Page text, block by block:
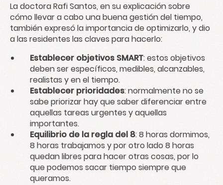
La doctora Rafi Santos, en su explicación sobre
cómo llevar a cabo una buena gestión del tiempo,
también expresó la importancia de optimizarlo, y dio
a las residentes las claves para hacerlo:
Establecer objetivos SMART: estos objetivos
deben ser específicos, medibles, alcanzables,
realistas y en el tiempo.
Establecer prioridades: normalmente no se
sabe priorizar hay que saber diferenciar entre
aquellas tareas urgentes y aquellas
importantes.
Equilibrio de la regla del 8: 8 horas dormimos,
8 horas trabajamos y por otro lado 8 horas
quedan libres para hacer otras cosas, por lo
que podemos sacar tiempo siempre que
queramos.